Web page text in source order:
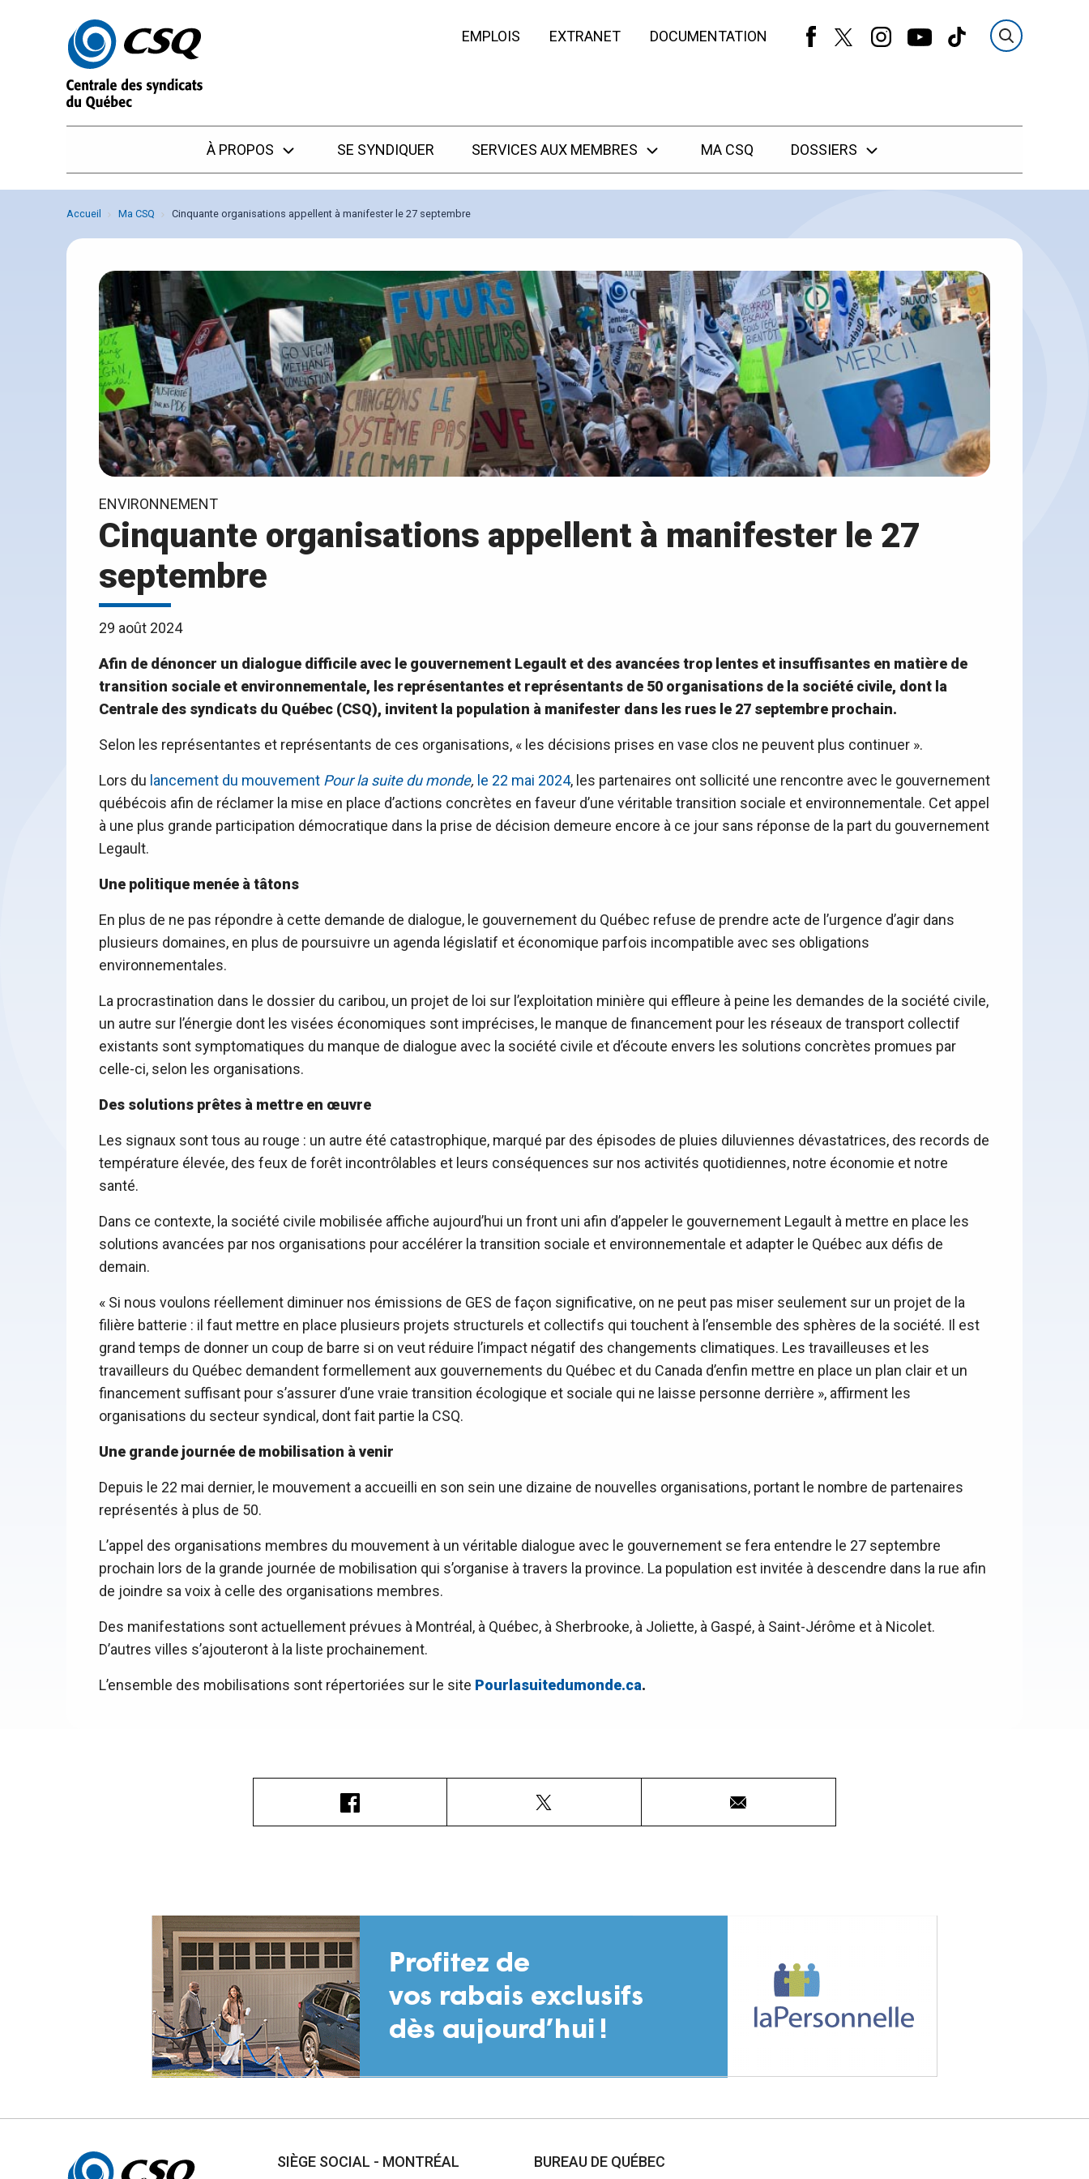
EMPLOIS EXTRANET DOCUMENTATION
À PROPOS SE SYNDIQUER SERVICES AUX MEMBRES MA CSQ DOSSIERS
Accueil Ma CSQ Cinquante organisations appellent à manifester le 27 septembre
ENVIRONNEMENT
Cinquante organisations appellent à manifester le 27
septembre
29 août 2024
Afin de dénoncer un dialogue difficile avec le gouvernement Legault et des avancées trop lentes et insuffisantes en matière de
transition sociale et environnementale, les représentantes et représentants de 50 organisations de la société civile, dont la
Centrale des syndicats du Québec (CSQ), invitent la population à manifester dans les rues le 27 septembre prochain.
Selon les représentantes et représentants de ces organisations, « les décisions prises en vase clos ne peuvent plus continuer ».
Lors du lancement du mouvement Pour la suite du monde, le 22 mai 2024, les partenaires ont sollicité une rencontre avec le gouvernement
québécois afin de réclamer la mise en place d’actions concrètes en faveur d’une véritable transition sociale et environnementale. Cet appel
à une plus grande participation démocratique dans la prise de décision demeure encore à ce jour sans réponse de la part du gouvernement
Legault.
Une politique menée à tâtons
En plus de ne pas répondre à cette demande de dialogue, le gouvernement du Québec refuse de prendre acte de l’urgence d’agir dans
plusieurs domaines, en plus de poursuivre un agenda législatif et économique parfois incompatible avec ses obligations
environnementales.
La procrastination dans le dossier du caribou, un projet de loi sur l’exploitation minière qui effleure à peine les demandes de la société civile,
un autre sur l’énergie dont les visées économiques sont imprécises, le manque de financement pour les réseaux de transport collectif
existants sont symptomatiques du manque de dialogue avec la société civile et d’écoute envers les solutions concrètes promues par
celle-ci, selon les organisations.
Des solutions prêtes à mettre en œuvre
Les signaux sont tous au rouge : un autre été catastrophique, marqué par des épisodes de pluies diluviennes dévastatrices, des records de
température élevée, des feux de forêt incontrôlables et leurs conséquences sur nos activités quotidiennes, notre économie et notre
santé.
Dans ce contexte, la société civile mobilisée affiche aujourd’hui un front uni afin d’appeler le gouvernement Legault à mettre en place les
solutions avancées par nos organisations pour accélérer la transition sociale et environnementale et adapter le Québec aux défis de
demain.
« Si nous voulons réellement diminuer nos émissions de GES de façon significative, on ne peut pas miser seulement sur un projet de la
filière batterie : il faut mettre en place plusieurs projets structurels et collectifs qui touchent à l’ensemble des sphères de la société. Il est
grand temps de donner un coup de barre si on veut réduire l’impact négatif des changements climatiques. Les travailleuses et les
travailleurs du Québec demandent formellement aux gouvernements du Québec et du Canada d’enfin mettre en place un plan clair et un
financement suffisant pour s’assurer d’une vraie transition écologique et sociale qui ne laisse personne derrière », affirment les
organisations du secteur syndical, dont fait partie la CSQ.
Une grande journée de mobilisation à venir
Depuis le 22 mai dernier, le mouvement a accueilli en son sein une dizaine de nouvelles organisations, portant le nombre de partenaires
représentés à plus de 50.
L’appel des organisations membres du mouvement à un véritable dialogue avec le gouvernement se fera entendre le 27 septembre
prochain lors de la grande journée de mobilisation qui s’organise à travers la province. La population est invitée à descendre dans la rue afin
de joindre sa voix à celle des organisations membres.
Des manifestations sont actuellement prévues à Montréal, à Québec, à Sherbrooke, à Joliette, à Gaspé, à Saint-Jérôme et à Nicolet.
D’autres villes s’ajouteront à la liste prochainement.
L’ensemble des mobilisations sont répertoriées sur le site Pourlasuitedumonde.ca.
Autres
SIÈGE SOCIAL - MONTRÉAL BUREAU DE QUÉBEC